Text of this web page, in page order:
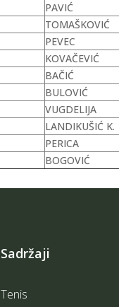
PAVIĆ
TOMAŠKOVIĆ
PEVEC
KOVAČEVIĆ
BAČIĆ
BULOVIĆ
VUGDELIJA
LANDIKUŠIĆ K.
PERICA
BOGOVIĆ
Sadržaji
Tenis